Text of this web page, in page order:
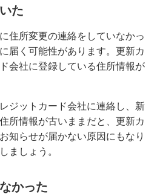
た
住所変更の連絡をしていなかっ
届く可能性があります。更新カ
会社に登録している住所情報が
ジットカード会社に連絡し、新
所情報が古いままだと、更新カ
知らせが届かない原因にもなり
ましょう。
かった